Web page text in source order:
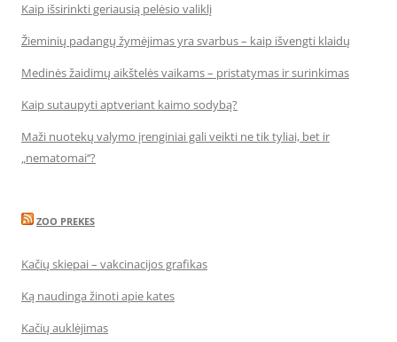
Kaip išsirinkti geriausią pelėsio valiklį
Žieminių padangų žymėjimas yra svarbus – kaip išvengti klaidų
Medinės žaidimų aikštelės vaikams – pristatymas ir surinkimas
Kaip sutaupyti aptveriant kaimo sodybą?
Maži nuotekų valymo įrenginiai gali veikti ne tik tyliai, bet ir
„nematomai‘‘?
ZOO PREKES
Kačių skiepai – vakcinacijos grafikas
Ką naudinga žinoti apie kates
Kačių auklėjimas